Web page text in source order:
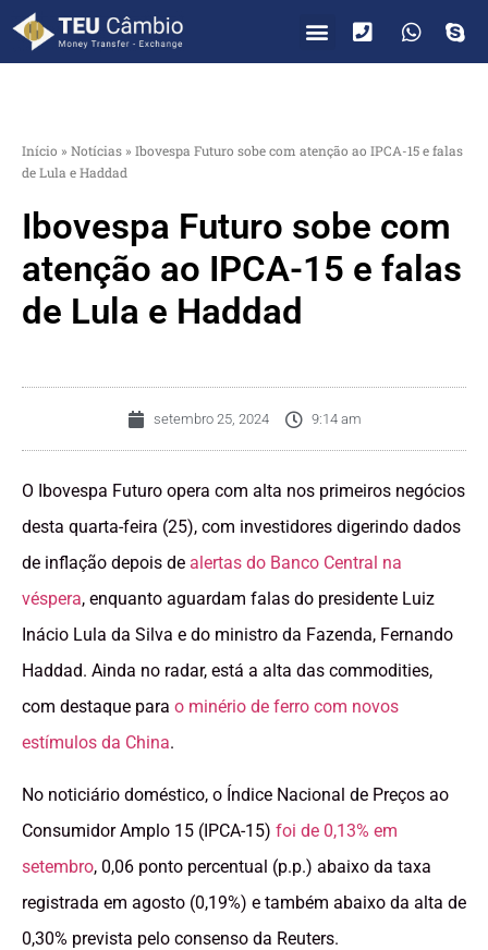
Início » Notícias » Ibovespa Futuro sobe com atenção ao IPCA-15 e falas
de Lula e Haddad
Ibovespa Futuro sobe com
atenção ao IPCA-15 e falas
de Lula e Haddad
setembro 25, 2024 9:14 am
O Ibovespa Futuro opera com alta nos primeiros negócios
desta quarta-feira (25), com investidores digerindo dados
de inflação depois de alertas do Banco Central na
véspera, enquanto aguardam falas do presidente Luiz
Inácio Lula da Silva e do ministro da Fazenda, Fernando
Haddad. Ainda no radar, está a alta das commodities,
com destaque para o minério de ferro com novos
estímulos da China.
No noticiário doméstico, o Índice Nacional de Preços ao
Consumidor Amplo 15 (IPCA-15) foi de 0,13% em
setembro, 0,06 ponto percentual (p.p.) abaixo da taxa
registrada em agosto (0,19%) e também abaixo da alta de
0,30% prevista pelo consenso da Reuters.